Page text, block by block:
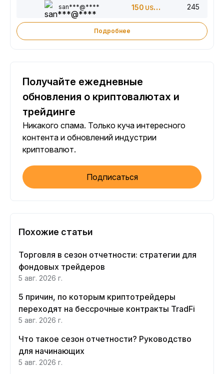
san***@**** 150 USDT 245
Подробнее
Получайте ежедневные
обновления о криптовалютах и
трейдинге
Никакого спама. Только куча интересного
контента и обновлений индустрии
криптовалют.
Подписаться
Похожие статьи
Торговля в сезон отчетности: стратегии для
фондовых трейдеров
5 авг. 2026 г.
5 причин, по которым криптотрейдеры
переходят на бессрочные контракты TradFi
5 авг. 2026 г.
Что такое сезон отчетности? Руководство
для начинающих
5 авг. 2026 г.